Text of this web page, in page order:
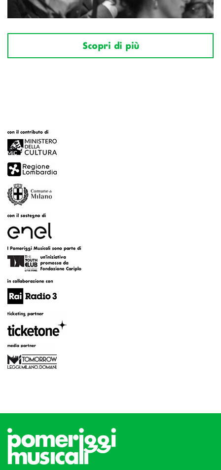
Scopri di più